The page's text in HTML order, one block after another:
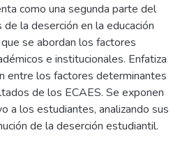
como una segunda parte del
la deserción en la educación
se abordan los factores
e institucionales. Enfatiza
entre los factores determinantes
de los ECAES. Se exponen
a los estudiantes, analizando sus
de la deserción estudiantil.